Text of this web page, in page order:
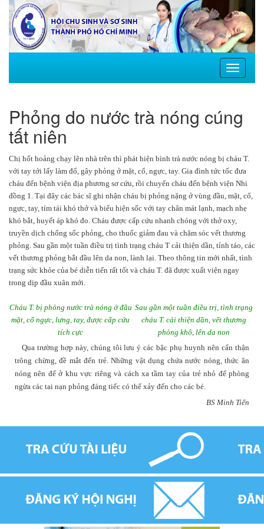
Toggle
Phỏng do nước trà nóng cúng
tất niên
Chị hốt hoảng chạy lên nhà trên thì phát hiện bình trà nước nóng bị cháu T.
với tay tới lấy làm đổ, gây phỏng ở mặt, cổ, ngực, tay. Gia đình tức tốc đưa
cháu đến bệnh viện địa phương sơ cứu, rồi chuyển cháu đến bệnh viện Nhi
đồng 1. Tại đây các bác sĩ ghi nhận cháu bị phỏng nặng ở vùng đầu, mặt, cổ,
ngực, tay, tím tái khó thở và biểu hiện sốc với tay chân mát lạnh, mạch nhẹ
khó bắt, huyết áp khó đo. Cháu được cấp cứu nhanh chóng với thở oxy,
truyền dịch chống sốc phỏng, cho thuốc giảm đau và chăm sóc vết thương
phỏng. Sau gần một tuần điều trị tình trạng cháu T cải thiện dần, tỉnh táo, các
vết thương phỏng bắt đầu lên da non, lành lại. Theo thông tin mới nhất, tình
trạng sức khỏe của bé diễn tiến rất tốt và cháu T. đã được xuất viện ngay
trong dịp đầu xuân mới.
Cháu T. bị phỏng nước trà nóng ở đầu
mặt, cổ ngực, lưng, tay, được cấp cứu
tích cực
Sau gần một tuần điều trị, tình trạng
cháu T. cải thiện dần, vết thương
phỏng khô, lên da non
Qua trường hợp này, chúng tôi lưu ý các bậc phụ huynh nên cẩn thận
trông chừng, đề mắt đến trẻ. Những vật dụng chứa nước nóng, thức ăn
nóng nên để ở khu vực riêng và cách xa tầm tay của trẻ nhỏ để phòng
ngừa các tai nạn phỏng đáng tiếc có thể xảy đến cho các bé.
BS Minh Tiến